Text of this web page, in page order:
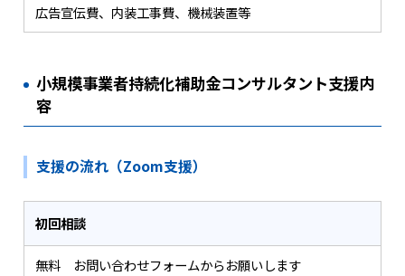
広告宣伝費、内装工事費、機械装置等
小規模事業者持続化補助金コンサルタント支援内
容
支援の流れ（Zoom支援）
初回相談
無料 お問い合わせフォームからお願いします